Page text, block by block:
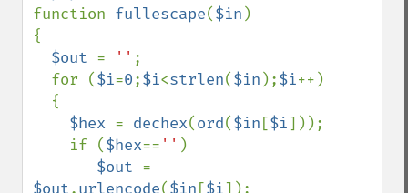
function fullescape($in )
{
$out = '' ;
  for (
$i=0;$i<strlen($in );$i++)
$hex = dechex(ord($in [$i]));
    if (
$hex== '' )
$out
$out.urlencode($in [$i]);